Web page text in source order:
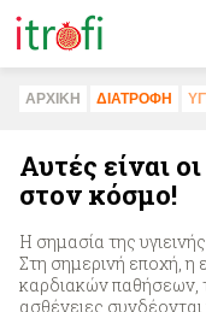
ΑΡΧΙΚΗ ΔΙΑΤΡΟΦΗ
Αυτές είναι
στον κόσμο!
Η σημασία της
Στη σημερινή εποχή, η
καρδιακών παθήσεων,
ασθένειες